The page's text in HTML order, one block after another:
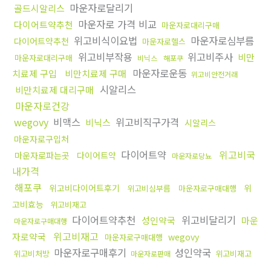
골드시알리스 마운자로달리기
다이어트약추천 마운자로 가격 비교 마운자로대리구매
다이어트약추천 위고비식이요법 마운자로헬스 마운자로심부름
마운자로대리구매 위고비부작용 비닉스 해포쿠 위고비주사 비만
치료제 구입
비만치료제 구매 마운자로운동 위고비안전거래
비만치료제 대리구매 시알리스
마운자로건강
wegovy 비맥스 비닉스 위고비직구가격 시알리스
마운자로구입처
마운자로파는곳
다이어트약 다이어트약 마운자로당뇨
위고비국
내가격
해포쿠
위고비다이어트후기 위고비심부름 마운자로구매대행
위
고비효능
위고비재고
마운자로구매대행 다이어트약추천 성인약국 위고비달리기 마운
자로약국
위고비재고 마운자로구매대행 wegovy
위고비처방 마운자로구매후기 마운자로판매 성인약국 위고비재고